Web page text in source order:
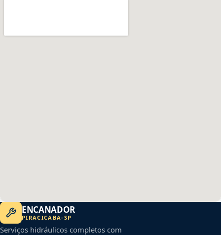
ENCANADOR
PIRACICABA-SP
Serviços hidráulicos completos com